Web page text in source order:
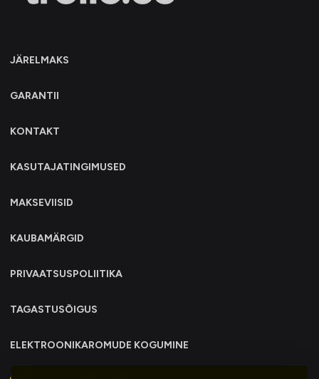
JÄRELMAKS
GARANTII
KONTAKT
KASUTAJATINGIMUSED
MAKSEVIISID
KAUBAMÄRGID
PRIVAATSUSPOLIITIKA
TAGASTUSÕIGUS
ELEKTROONIKAROMUDE KOGUMINE